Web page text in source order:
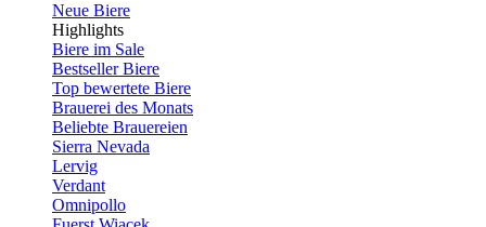
Neue Biere
Highlights
Biere im Sale
Bestseller Biere
Top bewertete Biere
Brauerei des Monats
Beliebte Brauereien
Sierra Nevada
Lervig
Verdant
Omnipollo